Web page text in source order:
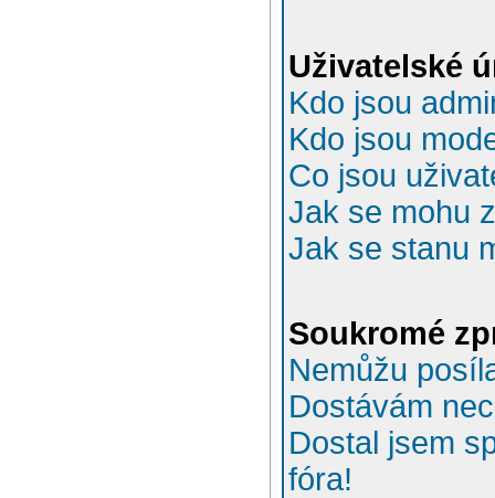
Uživatelské
Kdo jsou
Kdo jsou
Co jsou
Jak se mohu
Jak se stanu
Soukromé
Nemůžu
Dostávám
Dostal jsem
fóra!